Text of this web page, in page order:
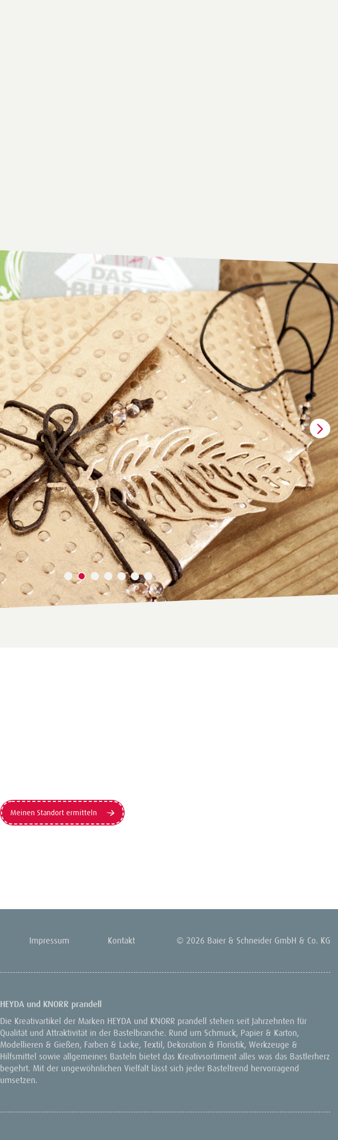
Meinen Standort ermitteln
Impressum Kontakt © 2026 Baier & Schneider GmbH & Co. KG
HEYDA und KNORR prandell
Die Kreativartikel der Marken HEYDA und KNORR prandell stehen seit Jahrzehnten für
Qualität und Attraktivität in der Bastelbranche. Rund um Schmuck, Papier & Karton,
Modellieren & Gießen, Farben & Lacke, Textil, Dekoration & Floristik, Werkzeuge &
Hilfsmittel sowie allgemeines Basteln bietet das Kreativsortiment alles was das Bastlerherz
begehrt. Mit der ungewöhnlichen Vielfalt lässt sich jeder Basteltrend hervorragend
umsetzen.